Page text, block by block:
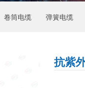
卷筒电缆 弹簧电缆
抗紫